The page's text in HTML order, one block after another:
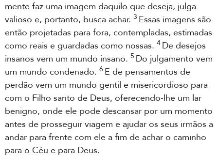
mente faz uma imagem daquilo que deseja, julga
valioso e, portanto, busca achar. 3 Essas imagens são
então projetadas para fora, contempladas, estimadas
como reais e guardadas como nossas. 4 De desejos
insanos vem um mundo insano. 5 Do julgamento vem
um mundo condenado. 6 E de pensamentos de
perdão vem um mundo gentil e misericordioso para
com o Filho santo de Deus, oferecendo-lhe um lar
benigno, onde ele pode descansar por um momento
antes de prosseguir viagem e ajudar os seus irmãos a
andar para frente com ele a fim de achar o caminho
para o Céu e para Deus.